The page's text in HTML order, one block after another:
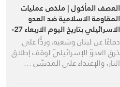
العصف المأكول | ملخص عمليات
المقاومة الاسلامية ضد العدو
الاسرائيلي بتاريخ اليوم الاربعاء 27-
5-2026
دفاعًا عن لبنان وشعبه، وردًّا على
خرق العدوّ الإسرائيليّ لوقف إطلاق
النار، والإعتداء على المدنيّين …